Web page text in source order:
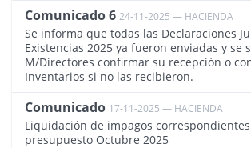
Comunicado 6 24-11-2025 — HACIENDA
Se informa que todas las Declaraciones
Existencias 2025 ya fueron enviadas y se
M/Directores confirmar su recepción o
Inventarios si no las recibieron.
Comunicado 17-11-2025 — HACIENDA
Liquidación de impagos
presupuesto Octubre 2025